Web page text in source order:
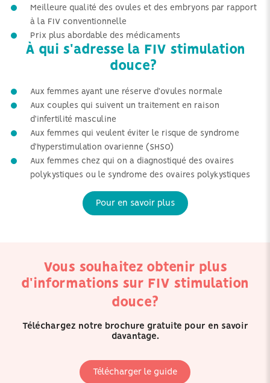
Meilleure qualité des ovules et des embryons par rapport
à la FIV conventionnelle
Prix plus abordable des médicaments
À qui s'adresse la FIV stimulation
douce?
Aux femmes ayant une réserve d'ovules normale
Aux couples qui suivent un traitement en raison
d'infertilité masculine
Aux femmes qui veulent éviter le risque de syndrome
d'hyperstimulation ovarienne (SHSO)
Aux femmes chez qui on a diagnostiqué des ovaires
polykystiques ou le syndrome des ovaires polykystiques
Pour en savoir plus
Vous souhaitez obtenir plus
d'informations sur FIV stimulation
douce?
Téléchargez notre brochure gratuite pour en savoir
davantage.
Télécharger le guide